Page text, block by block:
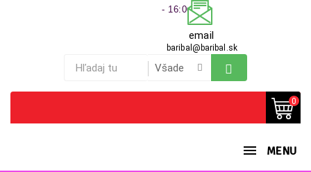
- 16:00 hod
email
baribal@baribal.sk
0
MENU